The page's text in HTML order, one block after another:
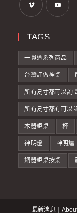
TAGS
一貫道系列商品
台灣訂做神桌
所有尺寸都可以詢
所有尺寸都有可以
木器鉅桌 杯
神明燈 神明爐
銅器鉅桌按桌
最新消息